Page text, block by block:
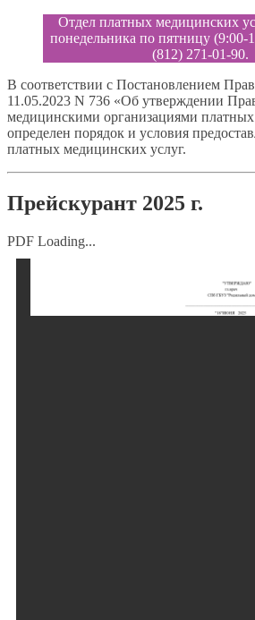
Отдел платных медицинских
понедельника по пятницу (9:00-
(812) 271-01-90.
В соответствии с Постановлением
11.05.2023 N 736 «Об утверждении
медицинскими организациями
определен порядок и условия
платных медицинских услуг.
Прейскурант 2025 г.
PDF Loading...